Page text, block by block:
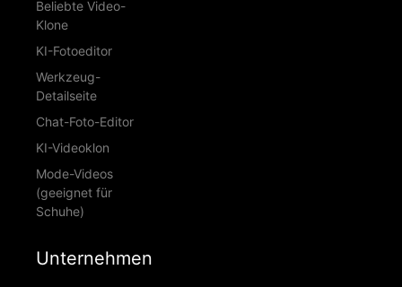
Beliebte Video-
Klone
KI-Fotoeditor
Werkzeug-
Detailseite
Chat-Foto-Editor
KI-Videoklon
Mode-Videos
(geeignet für
Schuhe)
Unternehmen